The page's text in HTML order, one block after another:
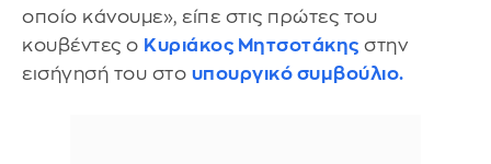
οποίο κάνουμε», είπε στις πρώτες του
κουβέντες ο Κυριάκος Μητσοτάκης στην
εισήγησή του στο υπουργικό συμβούλιο.